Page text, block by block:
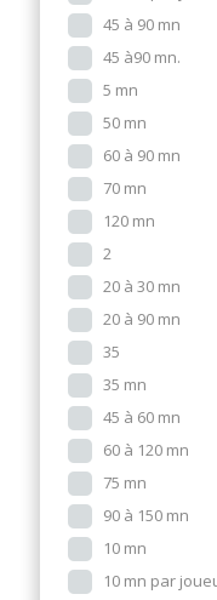
45 à 90 mn
45 à90 mn.
5 mn
50 mn
60 à 90 mn
70 mn
120 mn
2
20 à 30 mn
20 à 90 mn
35
35 mn
45 à 60 mn
60 à 120 mn
75 mn
90 à 150 mn
10 mn
10 mn par